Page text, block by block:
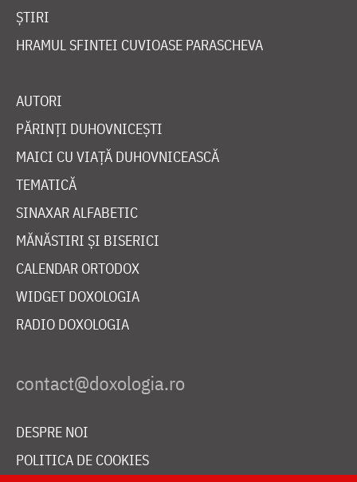
ȘTIRI
HRAMUL SFINTEI CUVIOASE PARASCHEVA
AUTORI
PĂRINȚI DUHOVNICEȘTI
MAICI CU VIAȚĂ DUHOVNICEASCĂ
TEMATICĂ
SINAXAR ALFABETIC
MĂNĂSTIRI ȘI BISERICI
CALENDAR ORTODOX
WIDGET DOXOLOGIA
RADIO DOXOLOGIA
DESPRE NOI
POLITICA DE COOKIES